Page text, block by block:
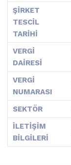
ŞİRKET
TESCİL
TARİHİ
VERGİ
DAİRESİ
VERGİ
NUMARASI
SEKTÖR
İLETİŞİM
BİLGİLERİ